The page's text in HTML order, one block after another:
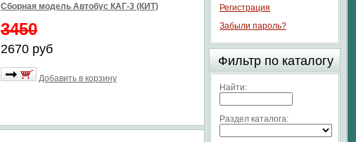
Сборная модель Автобус КАГ-3 (КИТ)
3450
2670 руб
Добавить в корзину
Регистрация
Забыли пароль?
Фильтр по каталогу
Найти:
Раздел каталога: